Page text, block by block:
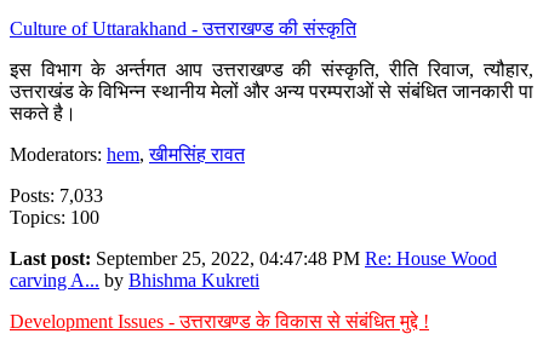
Culture of Uttarakhand - उत्तराखण्ड की संस्कृति
इस विभाग के अर्न्तगत आप उत्तराखण्ड की संस्कृति, रीति रिवाज, त्यौहार,
उत्तराखंड के विभिन्न स्थानीय मेलों और अन्य परम्पराओं से संबंधित जानकारी पा
सकते है।
Moderators: hem,खीमसिंह रावत
Posts: 7,033
Topics: 100
Last post: September 25, 2022, 04:47:48 PM Re: House Wood
carving A... by Bhishma Kukreti
Development Issues - उत्तराखण्ड के विकास से संबंधित मुद्दे !